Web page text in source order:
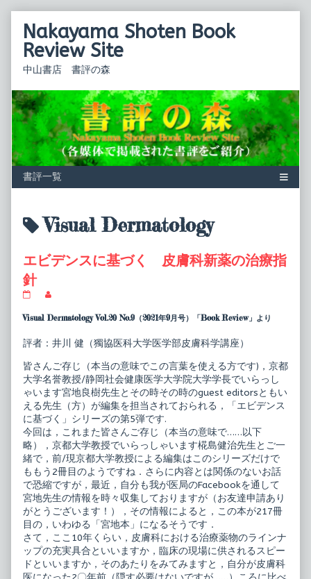
contentNakayama Shoten Book
Review Site
中山書店 書評の森
Posts
tagged
Visual Dermatology
エビデンスに基づく 皮膚科新薬の治療指
針
デ
に
づ
く
皮
膚
科
新
薬
の
治
療
指
針
published
on
posts
author
エ
ビ
デ
ン
ス
に
づ
く
皮
膚
科
新
薬
の
治
療
指
針,
Visual Dermatology Vol.20 No.9（2021年9月号）「Book Review」より
評者：井川 健（獨協医科大学医学部皮膚科学講座）
皆さんご存じ（本当の意味でこの言葉を使える方です)，京都
大学名誉教授/静岡社会健康医学大学院大学学長でいらっし
ゃいます宮地良樹先生とその時その時のguest editorsともい
える先生（方）が編集を担当されておられる，「エビデンス
に基づく」シリーズの第5弾です.
今回は，これまた皆さんご存じ（本当の意味で……以下
略），京都大学教授でいらっしゃいます椛島健治先生とご一
緒で，前/現京都大学教授による編集はこのシリーズだけで
ももう2冊目のようですね．さらに内容とは関係のないお話
で恐縮ですが，最近，自分も我が医局のFacebookを通して
宮地先生の情報を時々収集しておりますが（お友達申請あり
がとうございます！），その情報によると，この本が217冊
目の，いわゆる「宮地本」になるそうです．
さて，ここ10年くらい，皮膚科における治療薬物のラインナ
ップの充実具合といいますか，臨床の現場に供されるスピー
ドといいますか，そのあたりをみてみますと，自分が皮膚科